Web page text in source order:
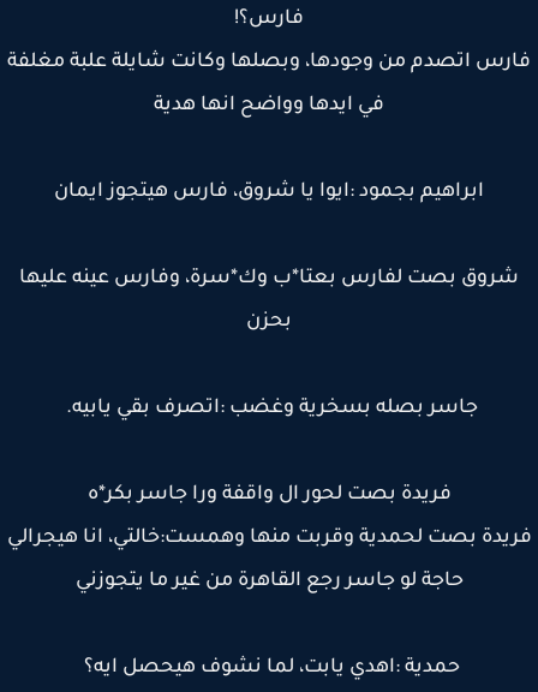
فارس؟!
اتصدم من وجودها، وبصلها وكانت شايلة علبة مغلفة
في ايدها وواضح انها هدية
ابراهيم بجمود :ايوا يا شروق، فارس هيتجوز ايمان
بصت لفارس بعتا*ب وك*سرة، وفارس عينه عليها
بحزن
جاسر بصله بسخرية وغضب :اتصرف بقي يابيه.
فريدة بصت لحور ال واقفة ورا جاسر بكر*ه
بصت لحمدية وقربت منها وهمست:خالتي، انا هيجرالي
حاجة لو جاسر رجع القاهرة من غير ما يتجوزني
حمدية :اهدي يابت، لما نشوف هيحصل ايه؟